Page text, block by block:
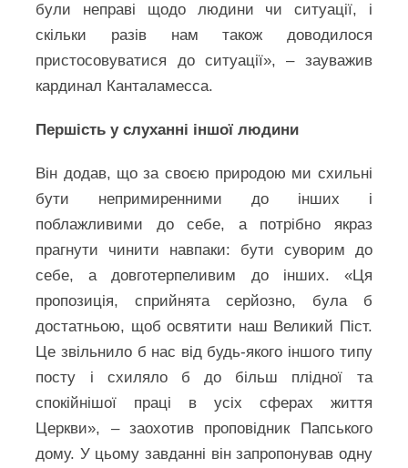
були неправі щодо людини чи ситуації, і
скільки разів нам також доводилося
пристосовуватися до ситуації», – зауважив
кардинал Канталамесса.
Першість у слуханні іншої людини
Він додав, що за своєю природою ми схильні
бути непримиренними до інших і
поблажливими до себе, а потрібно якраз
прагнути чинити навпаки: бути суворим до
себе, а довготерпеливим до інших. «Ця
пропозиція, сприйнята серйозно, була б
достатньою, щоб освятити наш Великий Піст.
Це звільнило б нас від будь-якого іншого типу
посту і схиляло б до більш плідної та
спокійнішої праці в усіх сферах життя
Церкви», – заохотив проповідник Папського
дому. У цьому завданні він запропонував одну